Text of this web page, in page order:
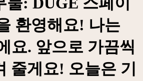
환영해요! 나는
요. 앞으로 가끔씩
줄게요! 오늘은 기